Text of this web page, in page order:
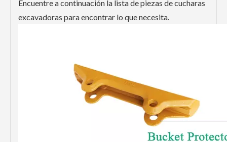
Encuentre a continuación la lista de piezas de cucharas
excavadoras para encontrar lo que necesita.